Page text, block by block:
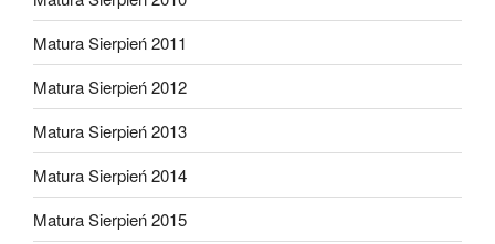
Matura Sierpień 2011
Matura Sierpień 2012
Matura Sierpień 2013
Matura Sierpień 2014
Matura Sierpień 2015